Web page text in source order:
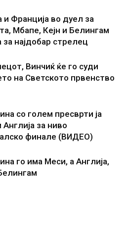
и Франција во дуел за
Мбапе, Кејн и Белингам
за најдобар стрелец
Винчиќ ќе го суди
на Светското првенство
со голем пресврти ја
за ниво
финале (ВИДЕО)
го има Меси, а Англија,